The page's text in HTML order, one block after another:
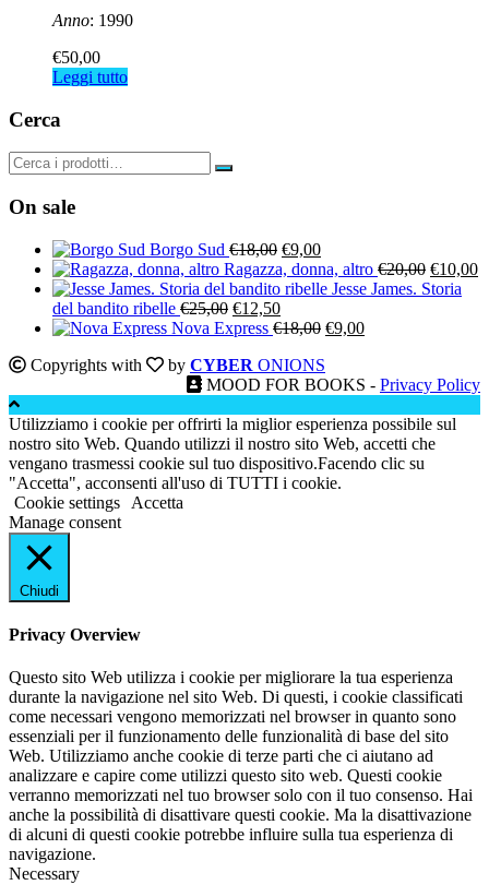
Anno: 1990
€50,00
Leggi tutto
Cerca
On sale
Borgo Sud €18,00 Il
prezzo
originale
€18,00.
€9,00Il
prezzo
attuale
€9,00.
Ragazza, donna, altro €20,00 Il
prezzo
€10,00Il
Jesse James. Storia
del bandito ribelle €25,00 Il
prezzo
era:
€25,00.
€12,50Il
prezzo
è:
€12,50.
Nova Express €18,00 Il
era:
€9,00Il
è:
Copyrights with by CYBER ONIONS
MOOD FOR BOOKS - Privacy Policy
Utilizziamo i cookie per offrirti la miglior esperienza possibile sul
nostro sito Web. Quando utilizzi il nostro sito Web, accetti che
vengano trasmessi cookie sul tuo dispositivo.Facendo clic su
"Accetta", acconsenti all'uso di TUTTI i cookie.
Cookie settings
Accetta
Manage consent
Chiudi
Privacy Overview
Questo sito Web utilizza i cookie per migliorare la tua esperienza
durante la navigazione nel sito Web. Di questi, i cookie classificati
come necessari vengono memorizzati nel browser in quanto sono
essenziali per il funzionamento delle funzionalità di base del sito
Web. Utilizziamo anche cookie di terze parti che ci aiutano ad
analizzare e capire come utilizzi questo sito web. Questi cookie
verranno memorizzati nel tuo browser solo con il tuo consenso. Hai
anche la possibilità di disattivare questi cookie. Ma la disattivazione
di alcuni di questi cookie potrebbe influire sulla tua esperienza di
navigazione.
Necessary